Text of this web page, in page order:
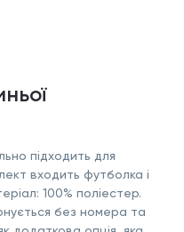
підходить для
входить футболка і
100% поліестер.
без номера та